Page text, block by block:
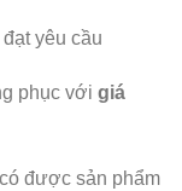
yêu cầu
phục vớigiá
được sản phẩm